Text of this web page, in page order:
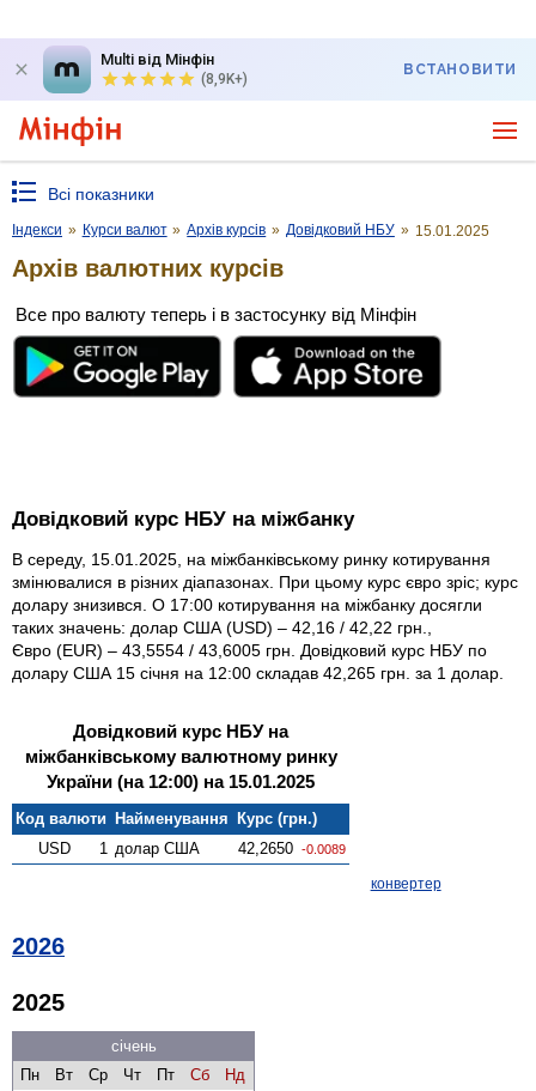
Multi від Мінфін
(8,9K+)
ВСТАНОВИТИ
Всі показники
Індекси » Курси валют » Архів курсів » Довідковий НБУ » 15.01.2025
Архів валютних курсів
Все про валюту теперь і в застосунку від Мінфін
Довідковий курс НБУ на міжбанку
В середу, 15.01.2025, на міжбанківському ринку котирування
змінювалися в різних діапазонах. При цьому курс євро зріс; курс
долару знизився. О 17:00 котирування на міжбанку досягли
таких значень: долар США (USD) – 42,16 / 42,22 грн.,
Євро (EUR) – 43,5554 / 43,6005 грн. Довідковий курс НБУ по
долару США 15 січня на 12:00 складав 42,265 грн. за 1 долар.
Довідковий курс НБУ на
міжбанківському валютному ринку
України (на 12:00) на 15.01.2025
Код валюти Найменування
Курс (грн.)
USD
1 долар США 42,2650 -0.0089
конвертер
2026
2025
січень
Пн
Вт Ср Чт Пт Сб
Нд